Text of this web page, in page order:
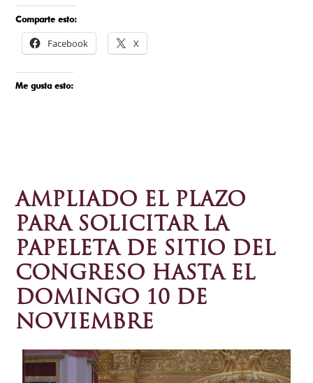
Comparte esto:
Facebook X
Me gusta esto:
AMPLIADO EL PLAZO
PARA SOLICITAR LA
PAPELETA DE SITIO DEL
CONGRESO HASTA EL
DOMINGO 10 DE
NOVIEMBRE